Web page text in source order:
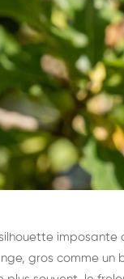
imposante
gros comme un